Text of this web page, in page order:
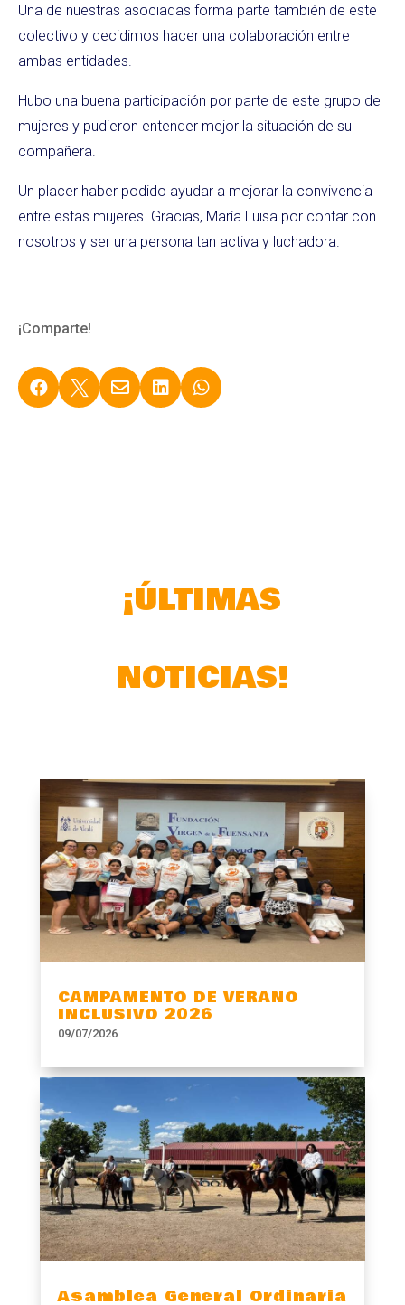
Una de nuestras asociadas forma parte también de este
colectivo y decidimos hacer una colaboración entre
ambas entidades.
Hubo una buena participación por parte de este grupo de
mujeres y pudieron entender mejor la situación de su
compañera.
Un placer haber podido ayudar a mejorar la convivencia
entre estas mujeres. Gracias, María Luisa por contar con
nosotros y ser una persona tan activa y luchadora.
¡Comparte!
    
¡ÚLTIMAS
NOTICIAS!
CAMPAMENTO DE VERANO
INCLUSIVO 2026
09/07/2026
Asamblea General Ordinaria